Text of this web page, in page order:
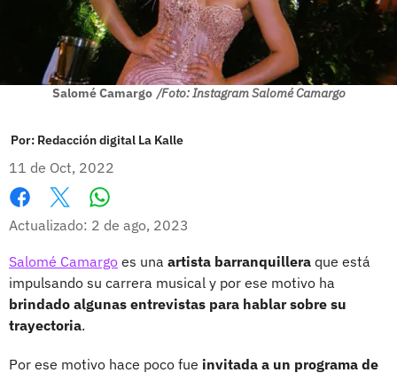
Salomé Camargo /Foto: Instagram Salomé Camargo
Por: Redacción digital La Kalle
11 de Oct, 2022
Facebook
X
Actualizado: 2 de ago, 2023
Salomé Camargo es una artista barranquillera que está
impulsando su carrera musical y por ese motivo ha
brindado algunas entrevistas para hablar sobre su
trayectoria.
Por ese motivo hace poco fue invitada a un programa de